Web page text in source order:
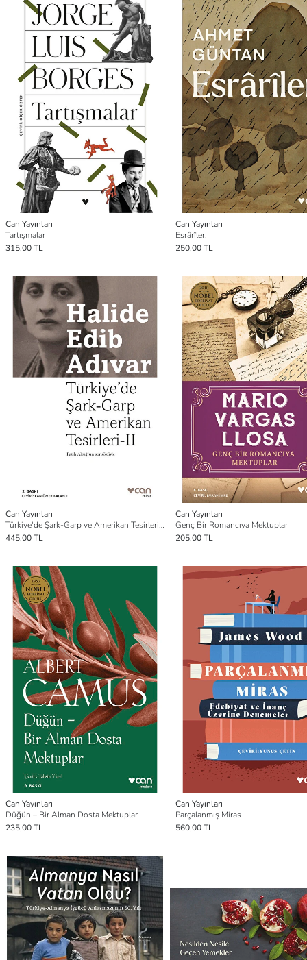
Can Yayınları
Tartışmalar
315,00 TL
Can Yayınları
Esrârîler.
250,00 TL
Can Yayınları
Türkiye'de Şark-Garp ve Amerikan Tesirleri II
445,00 TL
Can Yayınları
Genç Bir Romancıya Mektuplar
205,00 TL
Can Yayınları
Düğün – Bir Alman Dosta Mektuplar
235,00 TL
Can Yayınları
Parçalanmış Miras
560,00 TL